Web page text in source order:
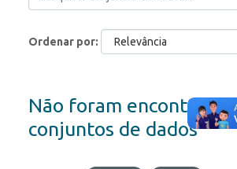
Ordenar por
Não foram encontrados
conjuntos de dados